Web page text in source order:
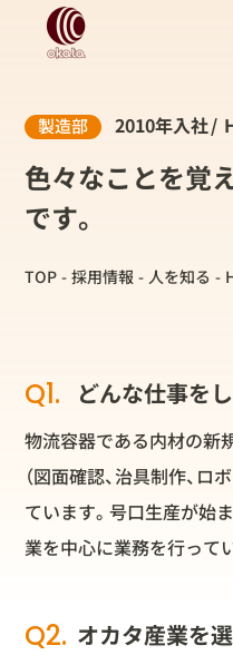
製造部 2010年入社
色々なことを覚
です。
TOP 採用情報 人を知る
Q1. どんな仕事を
物流容器である内材の新
（図面確認、治具制作、
ています。号口生産が始
業を中心に業務を行って
Q2. オカタ産業を